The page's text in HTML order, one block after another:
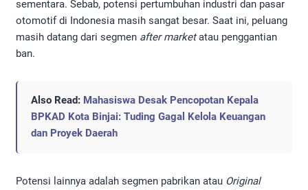
sementara. Sebab, potensi pertumbuhan industri dan pasar
otomotif di Indonesia masih sangat besar. Saat ini, peluang
masih datang dari segmen after marketatau penggantian
ban.
Also Read: Mahasiswa Desak Pencopotan Kepala
BPKAD Kota Binjai: Tuding Gagal Kelola Keuangan
dan Proyek Daerah
Potensi lainnya adalah segmen pabrikan atau Original